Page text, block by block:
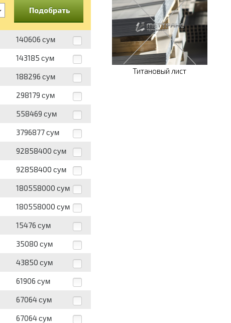
Подобрать
140606 сум
143185 сум
188296 сум
298179 сум
558469 сум
3796877 сум
92858400 сум
92858400 сум
180558000 сум
180558000 сум
15476 сум
35080 сум
43850 сум
61906 сум
67064 сум
67064 сум
Титановый лист